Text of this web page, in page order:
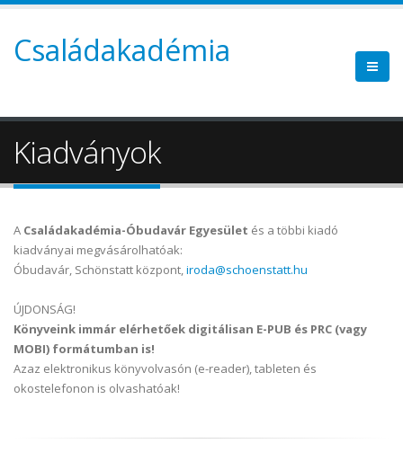
Családakadémia
Kiadványok
A Családakadémia-Óbudavár Egyesület és a többi kiadó
kiadványai megvásárolhatóak:
Óbudavár, Schönstatt központ,iroda@schoenstatt.hu
ÚJDONSÁG!
Könyveink immár elérhetőek digitálisan E-PUB és PRC (vagy
MOBI) formátumban is!
Azaz elektronikus könyvolvasón (e-reader), tableten és
okostelefonon is olvashatóak!